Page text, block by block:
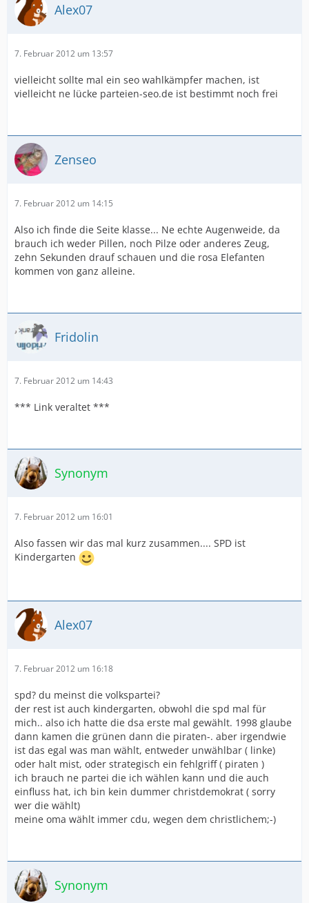
Alex07
7. Februar 2012 um 13:57
vielleicht sollte mal ein seo wahlkämpfer machen, ist
vielleicht ne lücke parteien-seo.de ist bestimmt noch frei
Zenseo
7. Februar 2012 um 14:15
Also ich finde die Seite klasse... Ne echte Augenweide, da
brauch ich weder Pillen, noch Pilze oder anderes Zeug,
zehn Sekunden drauf schauen und die rosa Elefanten
kommen von ganz alleine.
Fridolin
7. Februar 2012 um 14:43
*** Link veraltet ***
Synonym
7. Februar 2012 um 16:01
Also fassen wir das mal kurz zusammen.... SPD ist
Kindergarten
Alex07
7. Februar 2012 um 16:18
spd? du meinst die volkspartei?
der rest ist auch kindergarten, obwohl die spd mal für
mich.. also ich hatte die dsa erste mal gewählt. 1998 glaube
dann kamen die grünen dann die piraten-. aber irgendwie
ist das egal was man wählt, entweder unwählbar ( linke)
oder halt mist, oder strategisch ein fehlgriff ( piraten )
ich brauch ne partei die ich wählen kann und die auch
einfluss hat, ich bin kein dummer christdemokrat ( sorry
wer die wählt)
meine oma wählt immer cdu, wegen dem christlichem;-)
Synonym